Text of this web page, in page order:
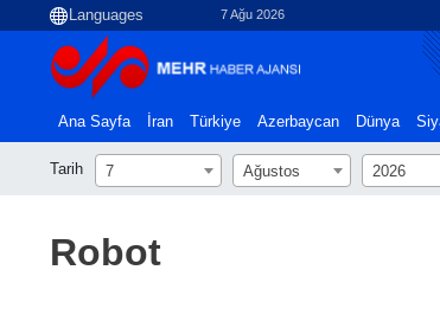
7 Ağu 2026
Ana Sayfa İran Türkiye Azerbaycan Dünya
Tarih 7 Ağustos 2026
Robot